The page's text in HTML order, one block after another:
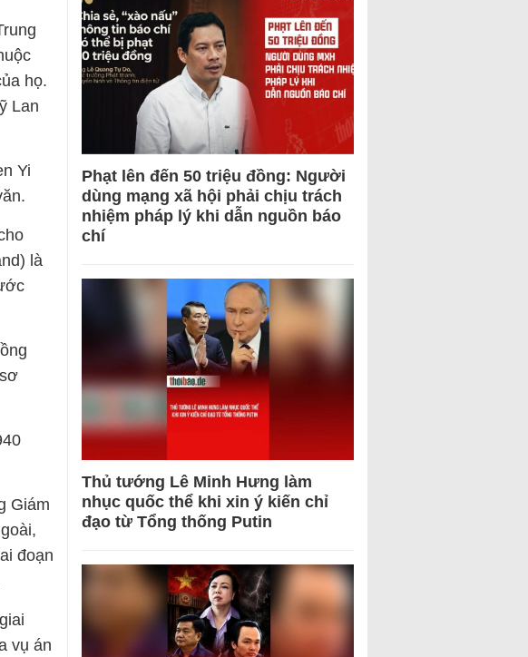
họ.
Lan
Yi
là
Giám
đoạn
vụ án
Phạt lên đến 50 triệu đồng: Người
dùng mạng xã hội phải chịu trách
nhiệm pháp lý khi dẫn nguồn báo
chí
Thủ tướng Lê Minh Hưng làm
nhục quốc thể khi xin ý kiến chỉ
đạo từ Tổng thống Putin